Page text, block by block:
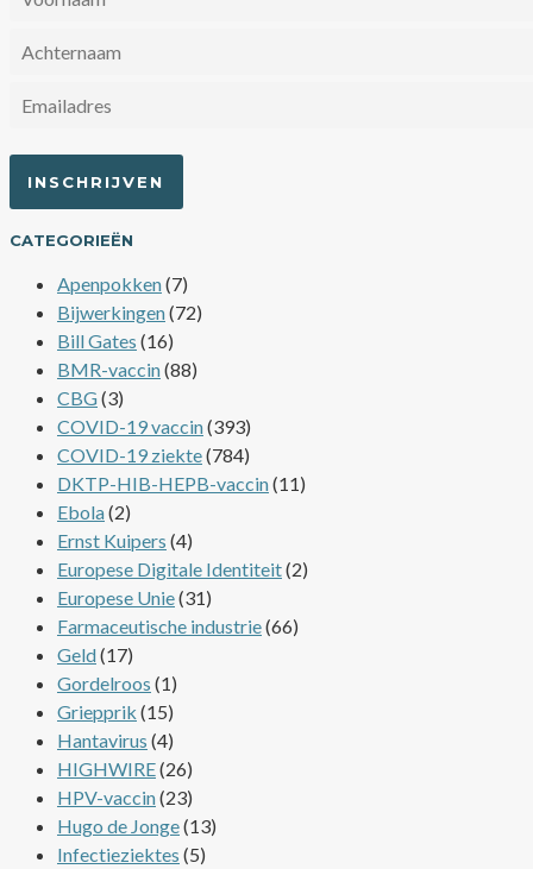
CATEGORIEËN
Apenpokken(7)
Bijwerkingen(72)
Bill Gates (16)
BMR-vaccin(88)
CBG(3)
COVID-19 vaccin(393)
COVID-19 ziekte(784)
DKTP-HIB-HEPB-vaccin(11)
Ebola(2)
Ernst Kuipers (4)
Europese Digitale Identiteit(2)
Europese Unie(31)
Farmaceutische industrie(66)
Geld(17)
Gordelroos (1)
Griepprik (15)
Hantavirus (4)
HIGHWIRE(26)
HPV-vaccin(23)
Hugo de Jonge(13)
Infectieziektes (5)